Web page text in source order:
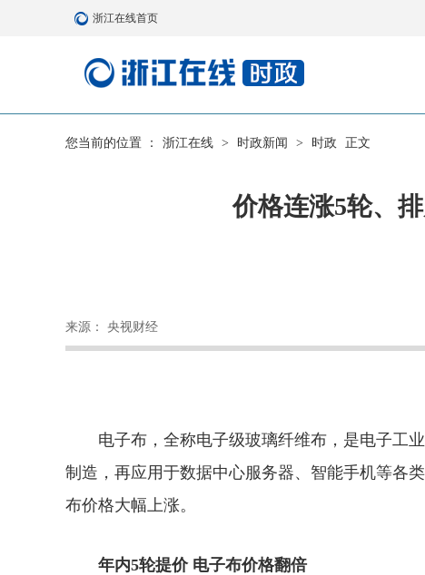
浙江在线首页
您当前的位置 ： 浙江在线 > 时政新闻 > 时政 正文
价格连涨5轮、
来源： 央视财经
电子布，全称电子级玻璃纤维布，是电子工业
制造，再应用于数据中心服务器、智能手机等各
布价格大幅上涨。
年内5轮提价 电子布价格翻倍